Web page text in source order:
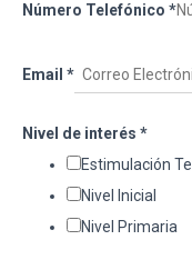
Número Telefónico *
Email *
Nivel de interés *
Estimulación
Nivel Inicial
Nivel Primaria